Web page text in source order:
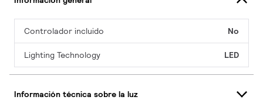
Controlador incluido No
Lighting Technology LED
Información técnica sobre la luz